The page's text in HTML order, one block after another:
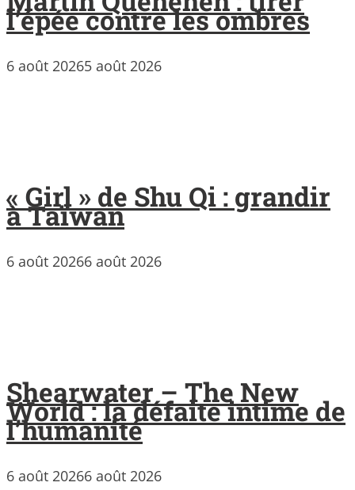
l’épée contre les ombres
6 août 20265 août 2026
« Girl » de Shu Qi : grandir
à Taïwan
6 août 20266 août 2026
Shearwater – The New
World : la défaite intime de
l’humanité
6 août 20266 août 2026